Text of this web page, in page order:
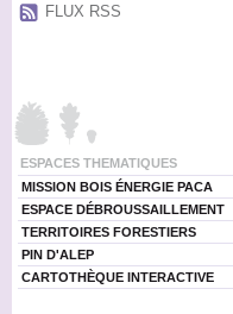
FLUX RSS
ESPACES THEMATIQUES
MISSION BOIS ÉNERGIE PACA
ESPACE DÉBROUSSAILLEMENT
TERRITOIRES FORESTIERS
PIN D'ALEP
CARTOTHÈQUE INTERACTIVE